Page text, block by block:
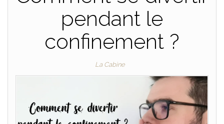
pendant le
confinement ?
La Cabine